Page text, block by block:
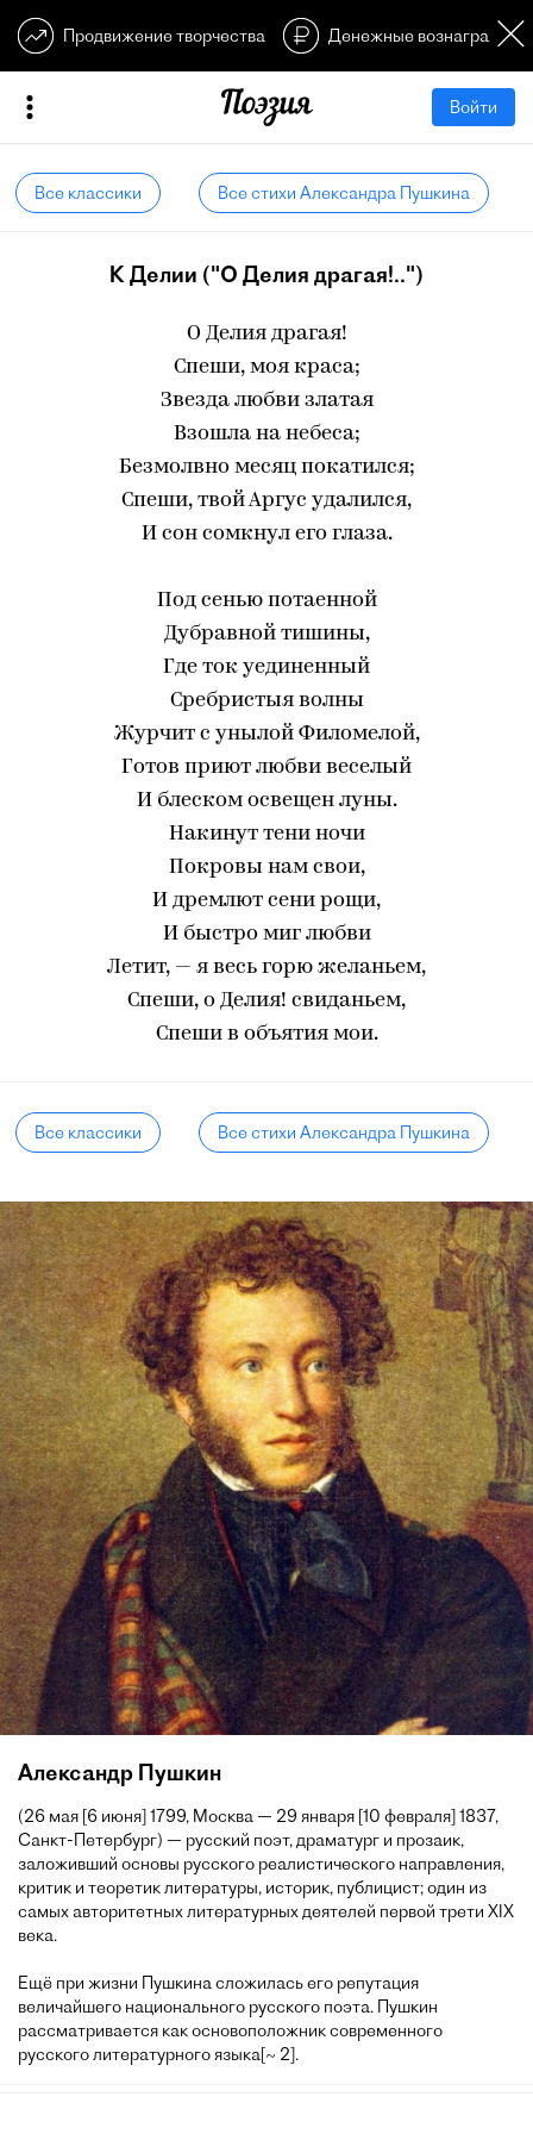
Продвижение творчества Денежные
Войти
Все классики Все стихи Александра Пушкина
К Делии ("О Делия драгая!..")
О Делия драгая!
Спеши, моя краса;
Звезда любви златая
Взошла на небеса;
Безмолвно месяц покатился;
Спеши, твой Аргус удалился,
И сон сомкнул его глаза.
Под сенью потаенной
Дубравной тишины,
Где ток уединенный
Сребристыя волны
Журчит с унылой Филомелой,
Готов приют любви веселый
И блеском освещен луны.
Накинут тени ночи
Покровы нам свои,
И дремлют сени рощи,
И быстро миг любви
Летит, — я весь горю желаньем,
Спеши, о Делия! свиданьем,
Спеши в объятия мои.
Все классики Все стихи Александра Пушкина
Александр Пушкин
(26 мая [6 июня] 1799, Москва — 29 января [10 февраля] 1837,
Санкт-Петербург) — русский поэт, драматург и прозаик,
заложивший основы русского реалистического направления,
критик и теоретик литературы, историк, публицист; один из
самых авторитетных литературных деятелей первой трети XIX
века.
Ещё при жизни Пушкина сложилась его репутация
величайшего национального русского поэта. Пушкин
рассматривается как основоположник современного
русского литературного языка[~ 2].